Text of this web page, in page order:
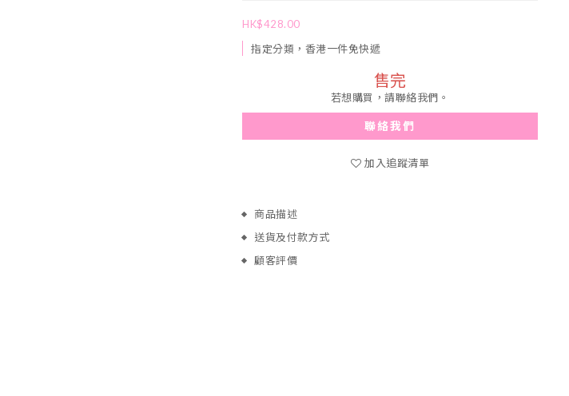
HK$428.00
指定分類，香港一件免快遞
售完
若想購買，請聯絡我們。
聯絡我們
加入追蹤清單
商品描述
送貨及付款方式
顧客評價